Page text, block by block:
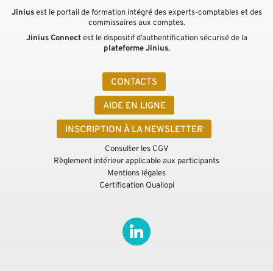
CONTACTS
AIDE EN LIGNE
INSCRIPTION À LA NEWSLETTER
Jiniusest le portail de formation intégré des experts-comptables et des
commissaires aux comptes.
Jinius Connectest le dispositif d’authentification sécurisé de la
plateforme Jinius.
Consulter les CGV
Règlement intérieur applicable aux participants
Mentions légales
Certification Qualiopi